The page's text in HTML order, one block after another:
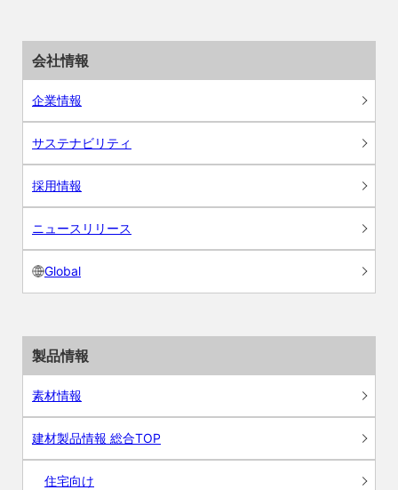
会社情報
企業情報
サステナビリティ
採用情報
ニュースリリース
Global
製品情報
素材情報
建材製品情報 総合TOP
住宅向け